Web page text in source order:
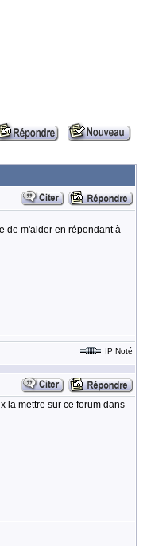
de m'aider en répondant à
IP Noté
la mettre sur ce forum dans